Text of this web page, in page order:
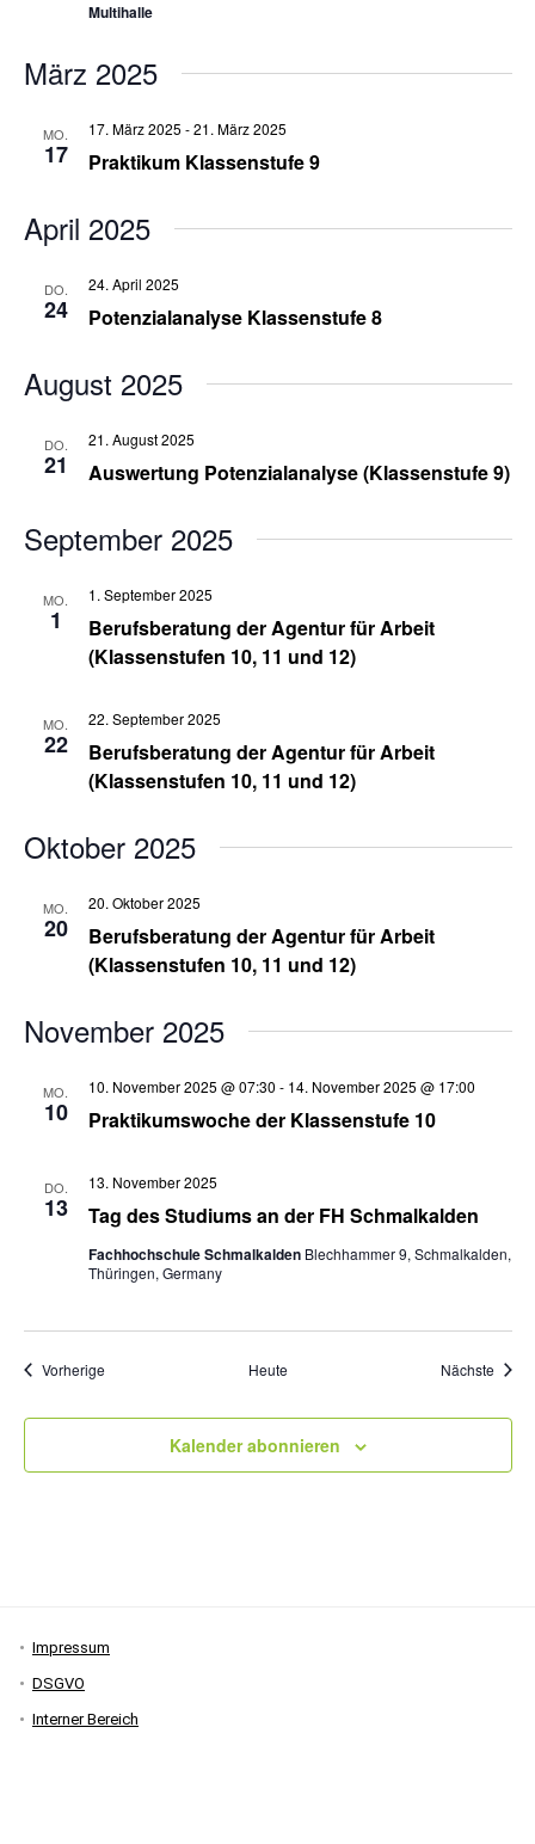
Multihalle
März 2025
MO.
17 Praktikum Klassenstufe 9
17. März 2025 -21. März 2025
April 2025
DO.
24 Potenzialanalyse Klassenstufe 8
24. April 2025
August 2025
DO.
21 Auswertung Potenzialanalyse (Klassenstufe 9)
21. August 2025
September 2025
MO.
1
Berufsberatung der Agentur für Arbeit
(Klassenstufen 10, 11 und 12)
1. September 2025
MO.
22
Berufsberatung der Agentur für Arbeit
(Klassenstufen 10, 11 und 12)
22. September 2025
Oktober 2025
MO.
20
Berufsberatung der Agentur für Arbeit
(Klassenstufen 10, 11 und 12)
20. Oktober 2025
November 2025
MO.
10 Praktikumswoche der Klassenstufe 10
10. November 2025 @ 07:30 - 14. November 2025 @ 17:00
DO.
13 Tag des Studiums an der FH Schmalkalden
13. November 2025
Fachhochschule Schmalkalden Blechhammer 9, Schmalkalden,
Thüringen, Germany
VorherigeVeranstaltungen Heute Nächste
Kalender abonnieren
Impressum
DSGVO
Interner Bereich